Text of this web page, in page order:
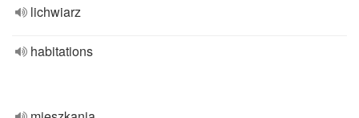
lichwiarz
habitations